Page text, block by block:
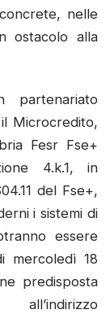
nelle
ostacolo alla
partenariato
Microcredito,
Fesr Fse+
4.k.1, in
del Fse+,
i sistemi di
essere
mercoledì 18
predisposta